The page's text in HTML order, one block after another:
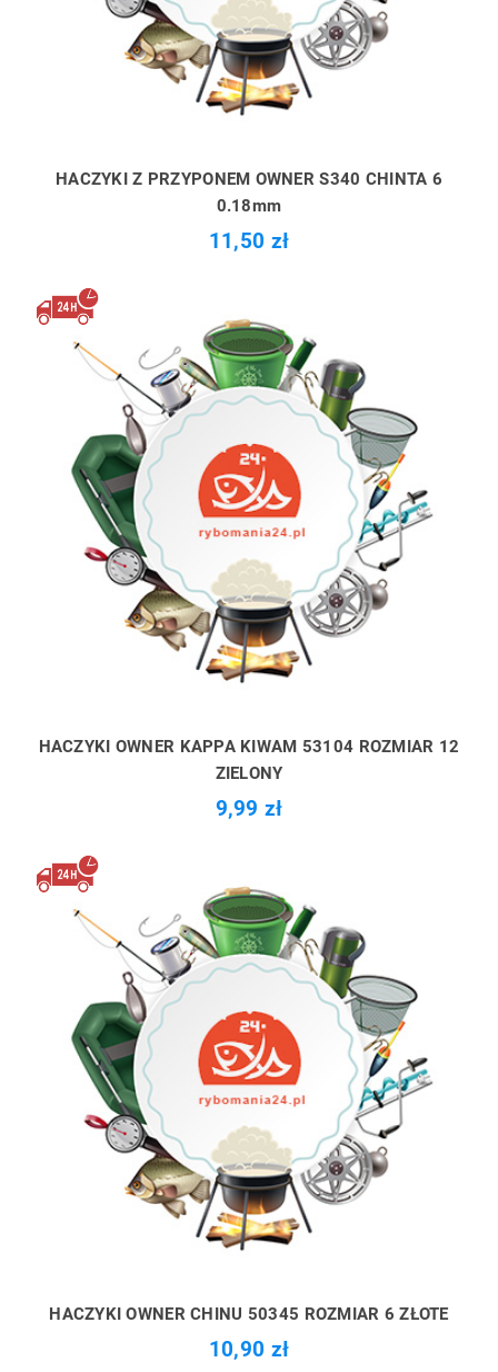
HACZYKI Z PRZYPONEM OWNER S340 CHINTA 6
0.18mm
11,50 zł
HACZYKI OWNER KAPPA KIWAM 53104 ROZMIAR 12
ZIELONY
9,99 zł
HACZYKI OWNER CHINU 50345 ROZMIAR 6 ZŁOTE
10,90 zł